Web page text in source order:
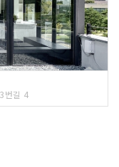
번길 4